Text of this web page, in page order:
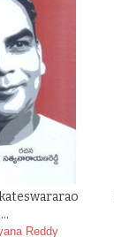
Reddy